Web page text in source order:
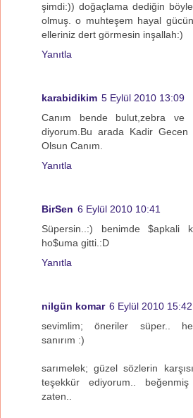
şimdi:)) doğaçlama dediğin
olmuş. o muhteşem hayal
elleriniz dert görmesin inşallah:)
Yanıtla
karabidikim 5 Eylül 2010 13:09
Canım bende bulut,zebra ve
diyorum.Bu arada Kadir Gecen
Olsun Canım.
Yanıtla
BirSen 6 Eylül 2010 10:41
Süpersin..:) benimde $apkali
ho$uma gitti.:D
Yanıtla
nilgün komar 6 Eylül 2010 15:42
sevimlim; öneriler süper..
sanırım :)
sarımelek; güzel sözlerin
teşekkür ediyorum..
zaten..